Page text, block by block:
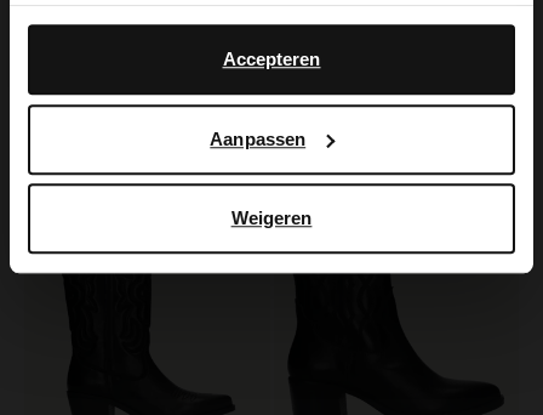
Accepteren
Aanpassen
Weigeren
80.00 77.99
-30%
-50%
English